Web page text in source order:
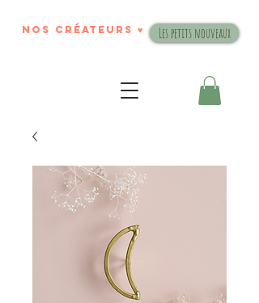
nos créateurs ♥ Les petits nouveaux